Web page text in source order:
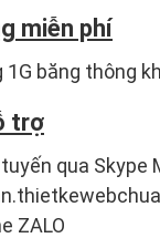
miễn phí
băng thông
trợ
qua Skype
ZALO